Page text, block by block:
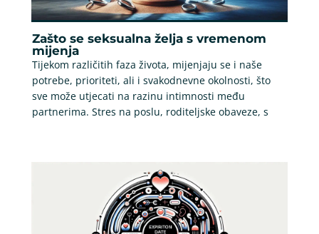
Zašto se seksualna želja s vremenom
mijenja
Tijekom različitih faza života, mijenjaju se i naše
potrebe, prioriteti, ali i svakodnevne okolnosti, što
sve može utjecati na razinu intimnosti među
partnerima. Stres na poslu, roditeljske obaveze, s